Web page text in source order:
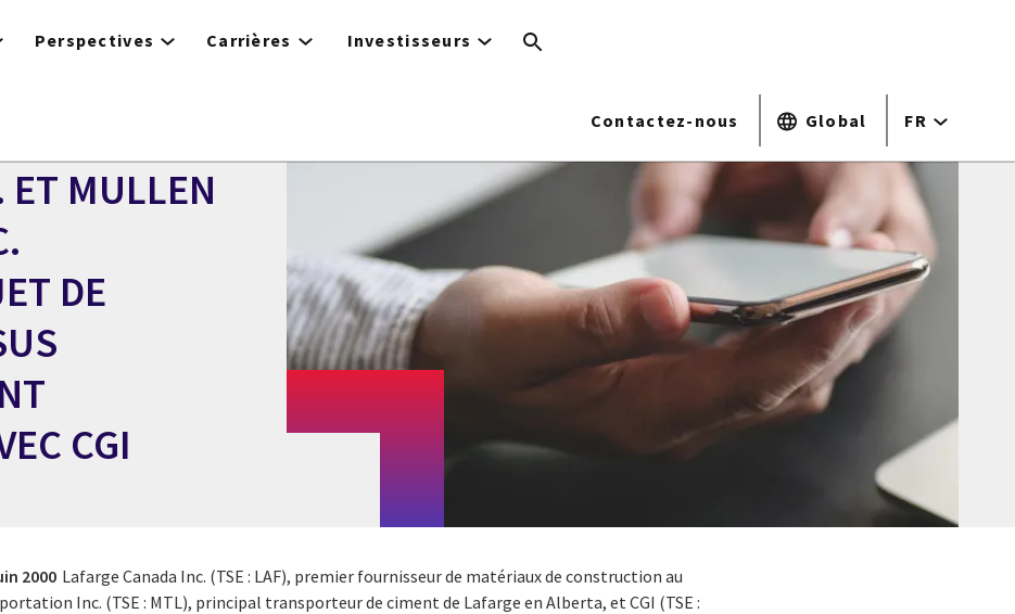
Perspectives Carrières Investisseurs
Contactez-nous Global FR
ET MULLEN
DE
CGI
2000 Lafarge Canada Inc. (TSE : LAF), premier fournisseur de matériaux de construction au
Inc. (TSE : MTL), principal transporteur de ciment de Lafarge en Alberta, et CGI (TSE :